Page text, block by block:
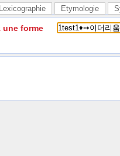
Lexicographie Etymologie
une forme